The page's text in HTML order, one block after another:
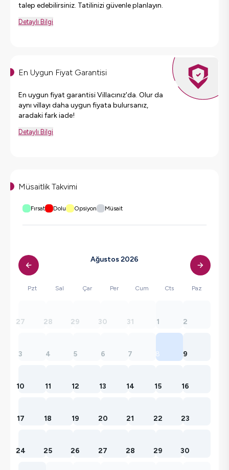
talep edebilirsiniz. Tatilinizi güvenle planlayın.
Detaylı Bilgi
En Uygun Fiyat Garantisi
En uygun fiyat garantisi Villacınız'da. Olur da
aynı villayı daha uygun fiyata bulursanız,
aradaki fark iade!
Detaylı Bilgi
Müsaitlik Takvimi
Fırsat Dolu Opsiyon Müsait
Ağustos 2026
Pzt Sal Çar Per Cum Cts Paz
27 28 29 30 31 1 2
3 4 5 6 7 8 9
10 11 12 13 14 15 16
17 18 19 20 21 22 23
24 25 26 27 28 29 30